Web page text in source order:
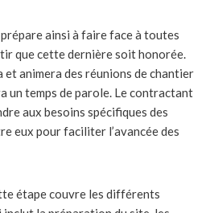
ainsi à faire face à toutes
que cette dernière soit honorée.
animera des réunions de chantier
un temps de parole. Le contractant
aux besoins spécifiques des
eux pour faciliter l’avancée des
étape couvre les différents